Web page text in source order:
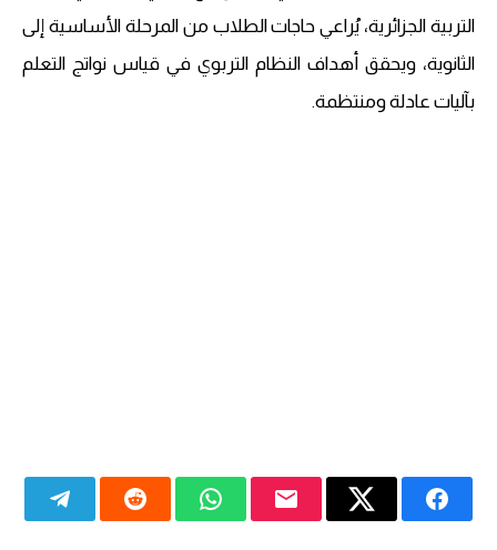
التربية الجزائرية، يُراعي حاجات الطلاب من المرحلة الأساسية إلى
الثانوية، ويحقق أهداف النظام التربوي في قياس نواتج التعلم
بآليات عادلة ومنتظمة.